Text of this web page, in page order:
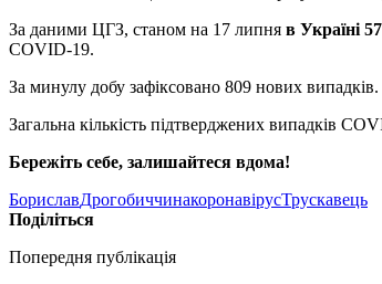
За даними ЦГЗ, станом на 17 липня в Україні
COVID-19.
За минулу добу зафіксовано 809 нових випадків.
Загальна кількість підтверджених випадків
Бережіть себе, залишайтеся вдома!
БориславДрогобиччинакоронавірусТрускавець
Поділіться
Попередня публікація